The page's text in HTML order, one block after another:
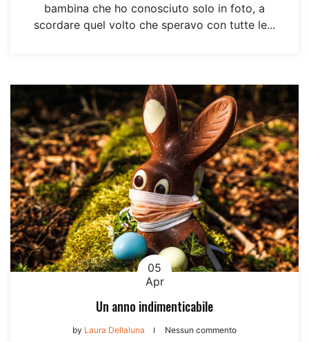
bambina che ho conosciuto solo in foto, a
scordare quel volto che speravo con tutte le...
05
Apr
Un anno indimenticabile
by Laura Dellaluna Nessun commento